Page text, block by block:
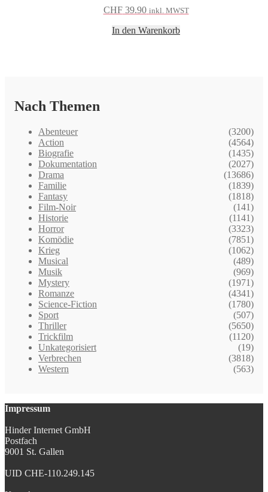
CHF39.90 inkl. MWST
In den Warenkorb
Nach Themen
Abenteuer
(3200)
Action
(4564)
Biografie
(1435)
Dokumentation
(2027)
Drama
(13686)
Familie
(1839)
Fantasy
(1818)
Film-Noir
(141)
Historie
(1141)
Horror
(3323)
Komödie
(7851)
Krieg
(1062)
Musical
(489)
Musik
(969)
Mystery
(1971)
Romanze
(4341)
Science-Fiction
(1780)
Sport
(507)
Thriller
(5650)
Trickfilm
(1120)
Unkategorisiert
(19)
Verbrechen
(3818)
Western
(563)
Impressum
Hinder Internet GmbH
Postfach
9001 St. Gallen
UID CHE-110.249.145